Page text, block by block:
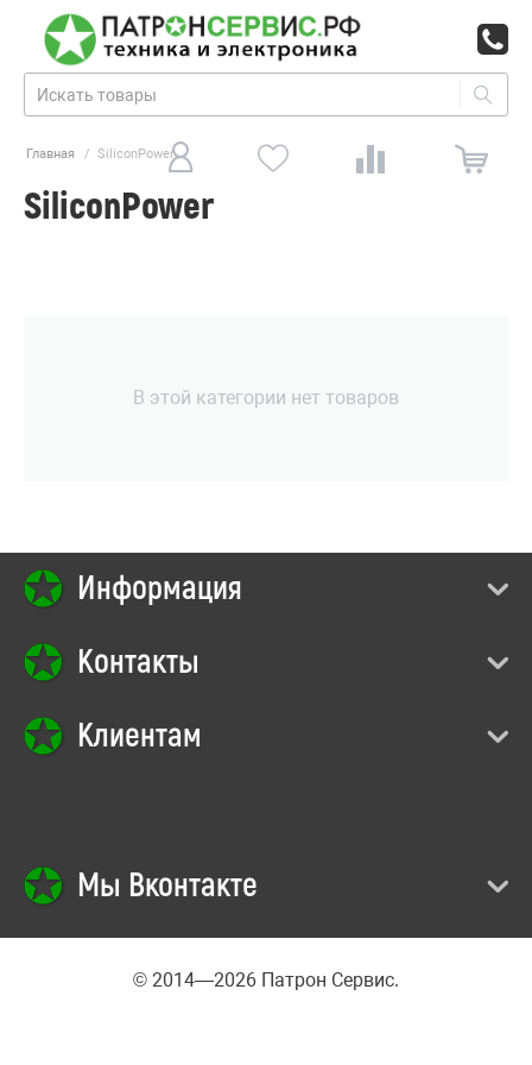
Главная / SiliconPower
SiliconPower
В этой категории нет товаров
Информация
Контакты
Клиентам
Мы Вконтакте
© 2014—2026 Патрон Сервис.